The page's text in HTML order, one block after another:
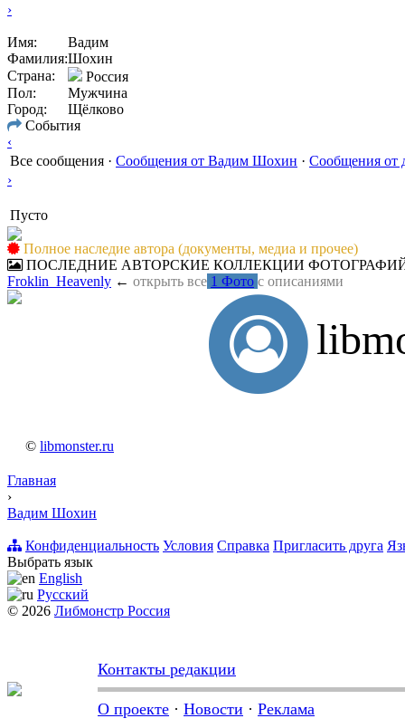
›
Имя:
Вадим
Фамилия:Шохин
Страна:
Россия
Пол:
Мужчина
Город:
Щёлково
События
‹
Все сообщения · Сообщения от Вадим Шохин · Сообщения от
›
Пусто
Полное наследие автора (документы, медиа и прочее)
ПОСЛЕДНИЕ АВТОРСКИЕ КОЛЛЕКЦИИ
Froklin_Heavenly ← открыть все 1 Фото с описаниями
© libmonster.ru
Главная
›
Вадим Шохин
Конфиденциальность Условия Справка Пригласить друга
Выбрать язык
English
Русский
© 2026 Либмонстр Россия
Контакты редакции
О проекте · Новости · Реклама